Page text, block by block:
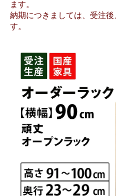
ます。
納期につきましては、受注
す。